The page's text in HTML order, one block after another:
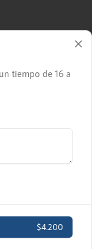
tiempo de 16 a
$4.200